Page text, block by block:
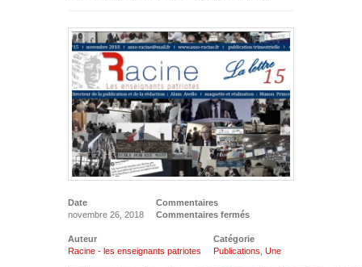
Date
novembre 26, 2018
Commentaires
Commentaires fermés
Auteur
Racine - les enseignants patriotes
Catégorie
Publications Une